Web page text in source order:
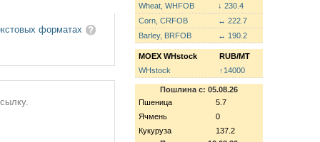
форматах
Wheat, WHFOB
↓ 230.4
Corn, CRFOB
↔ 222.7
Barley, BRFOB
↔ 190.2
MOEX WHstock
RUB/MT
WHstock
↑14000
Пошлина с: 05.08.26
Пшеница
5.7
Ячмень
0
Кукуруза
137.2